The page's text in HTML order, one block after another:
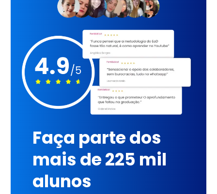
Faça parte dos
mais de 225 mil
alunos